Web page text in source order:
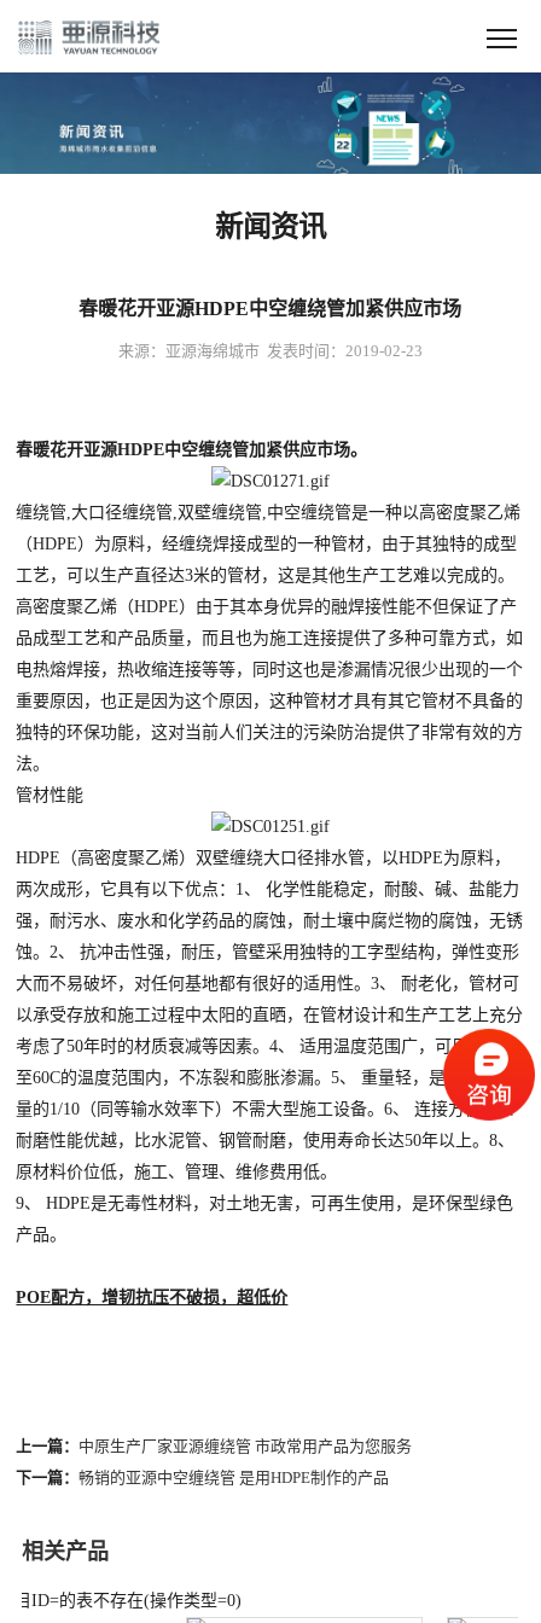
新闻资讯
春暖花开亚源HDPE中空缠绕管加紧供应市场
来源：亚源海绵城市 发表时间：2019-02-23
春暖花开亚源HDPE中空缠绕管加紧供应市场。
缠绕管,大口径缠绕管,双壁缠绕管,中空缠绕管是一种以高密度聚乙烯
（HDPE）为原料，经缠绕焊接成型的一种管材，由于其独特的成型
工艺，可以生产直径达3米的管材，这是其他生产工艺难以完成的。
高密度聚乙烯（HDPE）由于其本身优异的融焊接性能不但保证了产
品成型工艺和产品质量，而且也为施工连接提供了多种可靠方式，如
电热熔焊接，热收缩连接等等，同时这也是渗漏情况很少出现的一个
重要原因，也正是因为这个原因，这种管材才具有其它管材不具备的
独特的环保功能，这对当前人们关注的污染防治提供了非常有效的方
法。
管材性能
HDPE（高密度聚乙烯）双壁缠绕大口径排水管，以HDPE为原料，
两次成形，它具有以下优点：1、 化学性能稳定，耐酸、碱、盐能力
强，耐污水、废水和化学药品的腐蚀，耐土壤中腐烂物的腐蚀，无锈
蚀。2、 抗冲击性强，耐压，管壁采用独特的工字型结构，弹性变形
大而不易破坏，对任何基地都有很好的适用性。3、 耐老化，管材可
以承受存放和施工过程中太阳的直晒，在管材设计和生产工艺上充分
考虑了50年时的材质衰减等因素。4、 适用温度范围广，可用于-50C
至60C的温度范围内，不冻裂和膨胀渗漏。5、 重量轻，是水泥管重
量的1/10（同等输水效率下）不需大型施工设备。6、 连接方便。7、
耐磨性能优越，比水泥管、钢管耐磨，使用寿命长达50年以上。8、
原材料价位低，施工、管理、维修费用低。
9、 HDPE是无毒性材料，对土地无害，可再生使用，是环保型绿色
产品。
POE配方，增韧抗压不破损，超低价
上一篇： 中原生产厂家亚源缠绕管 市政常用产品为您服务
下一篇：畅销的亚源中空缠绕管 是用HDPE制作的产品
相关产品
目ID=的表不存在(操作类型=0)